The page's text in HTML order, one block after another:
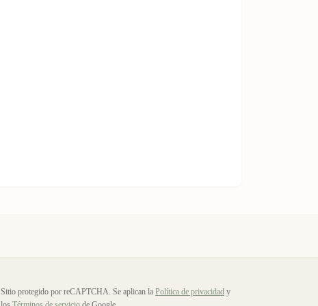
Sitio protegido por reCAPTCHA. Se aplican la Política de privacidad y